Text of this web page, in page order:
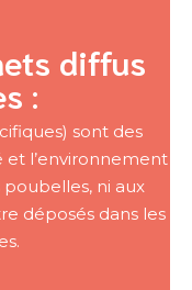
diffus
:
sont des
et l’environnement
poubelles, ni aux
déposés dans les